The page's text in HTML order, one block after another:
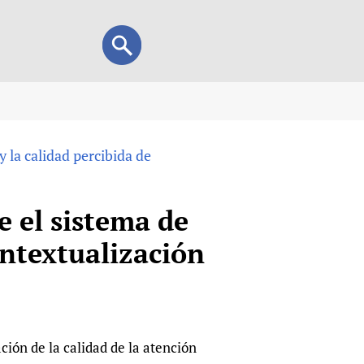
Search
Search
Children
health and rights)
Français
Español
la calidad percibida de
el sistema de
de la calidad de la atención